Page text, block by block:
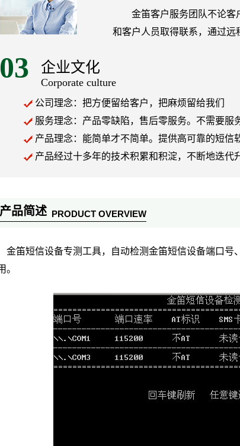
金笛客户服务团队不论客
和客户人员取得联系，通过远
03 企业文化
Corporate culture
公司理念：把方便留给客户，把麻烦留给我们
服务理念：产品零缺陷，售后零服务。不需要服
产品理念：能简单才不简单。提供高可靠的短信
产品经过十多年的技术积累和积淀，不断地迭代
产品简述 PRODUCT OVERVIEW
金笛短信设备专测工具，自动检测金笛短信设备端口
。